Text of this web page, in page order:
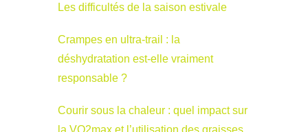
Les difficultés de la saison estivale
Crampes en ultra-trail : la
déshydratation est-elle vraiment
responsable ?
Courir sous la chaleur : quel impact sur